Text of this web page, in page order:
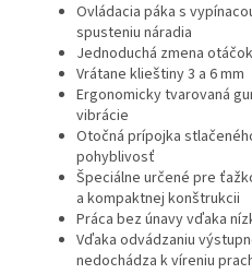
Ovládacia páka s
spusteniu náradia
Jednoduchá zmena
Vrátane klieštiny 3 a 6 mm
Ergonomicky tvarovaná
vibrácie
Otočná prípojka
pohyblivosť
Špeciálne určené pre
a kompaktnej konštrukcii
Práca bez únavy vďaka
Vďaka odvádzaniu
nedochádza k víreniu